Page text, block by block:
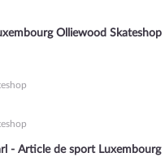
Olliewood Skateshop
- Article de sport Luxembourg